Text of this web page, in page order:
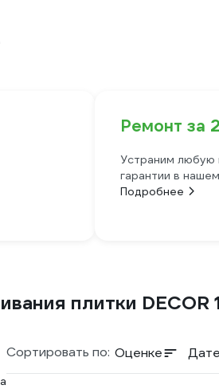
Ремонт за
Устраним любую
гарантии в
Подробнее
плитки
Сортировать по: Оценке Дате